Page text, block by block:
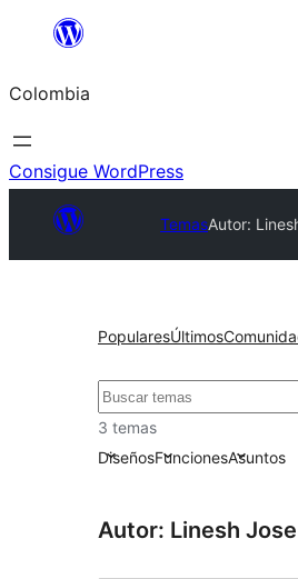
Saltar
contenido
Colombia
Consigue WordPress
TemasAutor:
PopularesÚltimos
Buscar
3 temas
DiseñosFuncionesAsuntos
Autor: Linesh Jose